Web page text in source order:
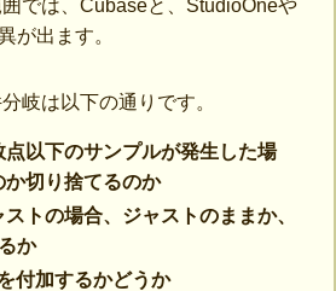
では、Cubaseと、StudioOneや
が出ます。
岐は以下の通りです。
以下のサンプルが発生した場
切り捨てるのか
トの場合、ジャストのままか、
か
付加するかどうか